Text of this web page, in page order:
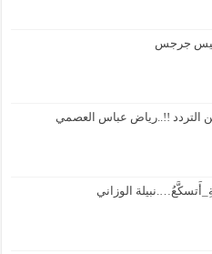
جرجس
التردد !!..رياض عباس العصمي
الوزاني